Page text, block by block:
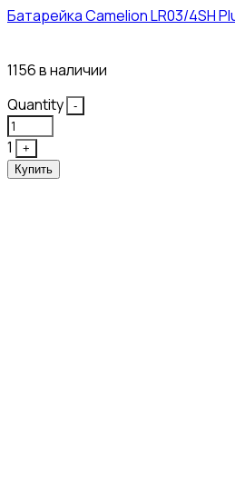
Батарейка Camelion LR03/4SH
1156 в наличии
Quantity
-
1
+
Купить